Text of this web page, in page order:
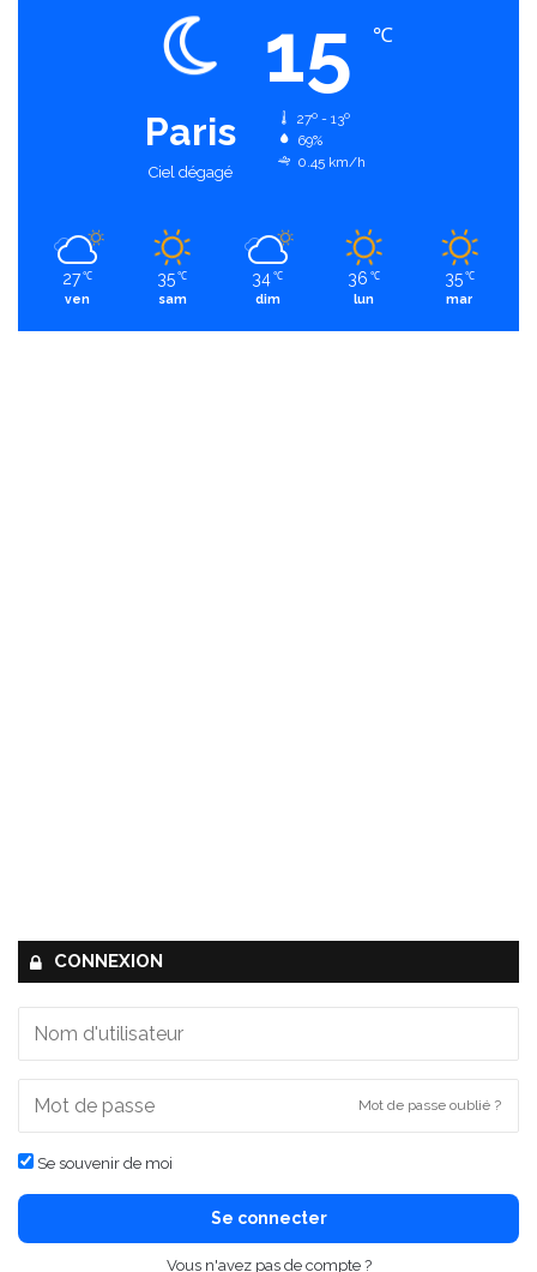
Paris
Ciel dégagé
15 ℃
27º - 13º
69%
0.45 km/h
27 ℃
ven
35 ℃
sam
34 ℃
dim
36 ℃
lun
35 ℃
mar
CONNEXION
Mot de passe oublié ?
Se souvenir de moi
Se connecter
Vous n'avez pas de compte ?